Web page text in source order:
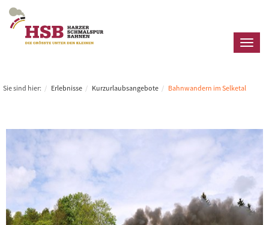
Toggle
Sie sind hier: Erlebnisse Kurzurlaubsangebote Bahnwandern im Selketal